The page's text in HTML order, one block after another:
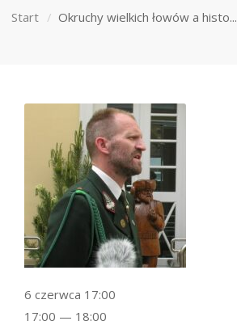
Start Okruchy wielkich łowów a histo...
6 czerwca 17:00
17:00 — 18:00